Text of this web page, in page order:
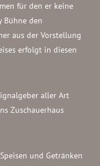
für den er keine
Bühne den
aus der Vorstellung
erfolgt in diesen
aller Art
Zuschauerhaus
und Getränken